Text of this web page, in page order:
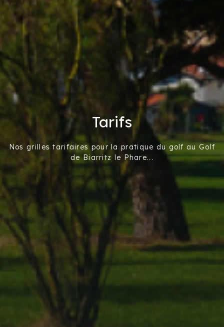
Tarifs
Nos grilles tarifaires pour la pratique du golf au Golf
de Biarritz le Phare...